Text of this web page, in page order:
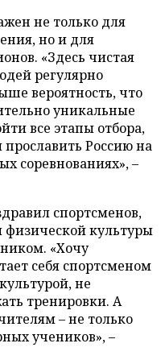
не только для
но и для
«Здесь чистая
регулярно
вероятность, что
уникальные
все этапы отбора,
Россию на
соревнованиях», –
спортсменов,
физической культуры
«Хочу
себя спортсменом
не
тренировки. А
– не только
учеников», –